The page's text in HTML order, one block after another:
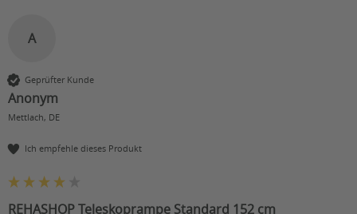
A
Geprüfter Kunde
Anonym
Mettlach, DE
Ich empfehle dieses Produkt
REHASHOP Teleskoprampe Standard 152 cm